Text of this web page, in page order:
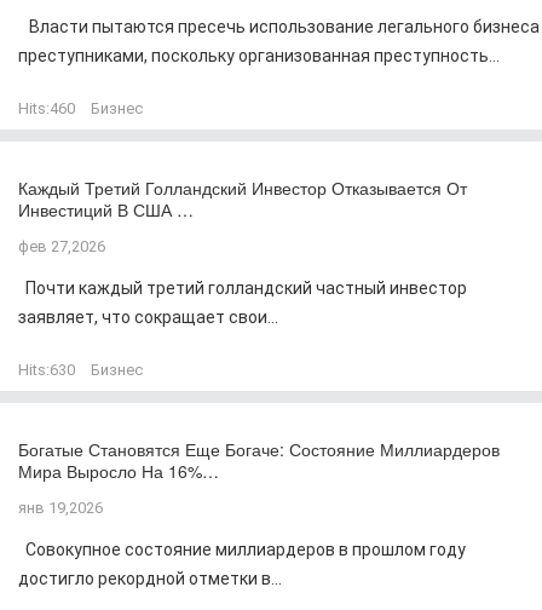
Власти пытаются пресечь использование легального бизнеса
преступниками, поскольку организованная преступность...
Hits:460 Бизнес
Каждый Третий Голландский Инвестор Отказывается От
Инвестиций В США …
фев 27,2026
Почти каждый третий голландский частный инвестор
заявляет, что сокращает свои...
Hits:630 Бизнес
Богатые Становятся Еще Богаче: Состояние Миллиардеров
Мира Выросло На 16%…
янв 19,2026
Совокупное состояние миллиардеров в прошлом году
достигло рекордной отметки в...